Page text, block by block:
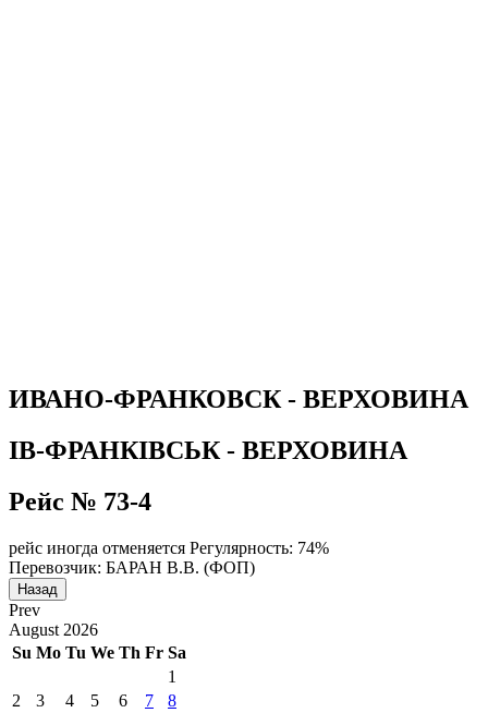
ИВАНО-ФРАНКОВСК - ВЕРХОВИНА
ІВ-ФРАНКІВСЬК - ВЕРХОВИНА
Рейс № 73-4
рейс иногда отменяется Регулярность: 74%
Перевозчик: БАРАН В.В. (ФОП)
Назад
Prev
August 2026
Su Mo Tu We Th Fr Sa
1
2
3 4 5 6 7
8